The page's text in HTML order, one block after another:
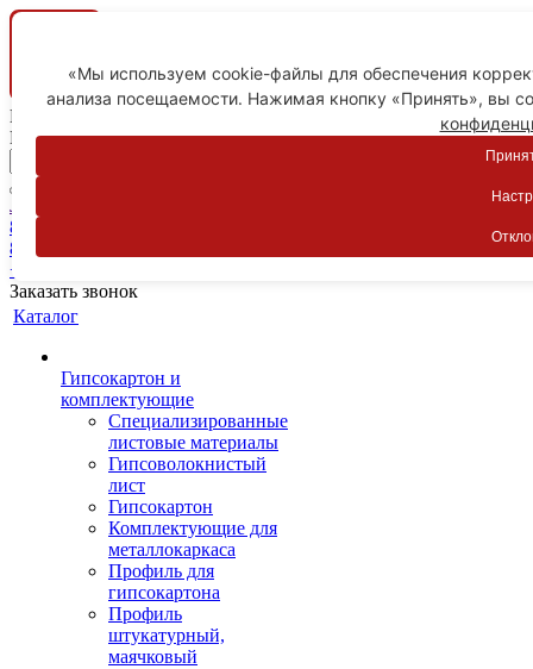
Ваш город
Пятигорск
Личный кабинет
8-800-775-59-89
8-800-775-59-89
+7 918 754-83-77
Заказать звонок
Каталог
Гипсокартон и
комплектующие
Специализированные
листовые материалы
Гипсоволокнистый
лист
Гипсокартон
Комплектующие для
металлокаркаса
Профиль для
гипсокартона
Профиль
штукатурный,
маячковый
«Мы используем cookie-файлы для обеспечения
анализа посещаемости. Нажимая кнопку «Принять», вы